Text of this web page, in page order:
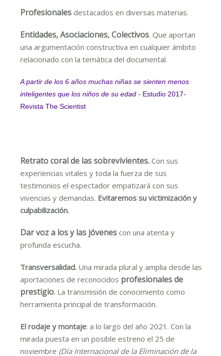
Profesionales destacados en diversas materias.
Entidades, Asociaciones, Colectivos. Que aportan
una argumentación constructiva en cualquier ámbito
relacionado con la temática del documental.
A partir de los 6 años muchas niñas se sienten menos
inteligentes que los niños de su edad - Estudio 2017-
Revista The Scientist
Retrato coral de las sobrevivientes. Con sus
experiencias vitales y toda la fuerza de sus
testimonios el espectador empatizará con sus
vivencias y demandas. Evitaremos su victimización y
culpabilización.
Dar voz a los y las jóvenes con una atenta y
profunda escucha.
Transversalidad. Una mirada plural y amplia desde las
aportaciones de reconocidos profesionalesde
prestigio. La transmisión de conocimiento como
herramienta principal de transformación.
El rodaje y montaje: a lo largo del año 2021. Con la
mirada puesta en un posible estreno el 25 de
noviembre (Día Internacional de la Eliminación de la